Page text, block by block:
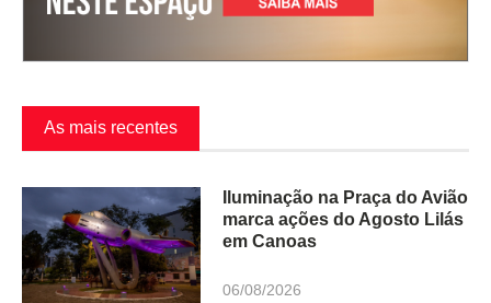
As mais recentes
Iluminação na Praça do Avião
marca ações do Agosto Lilás
em Canoas
06/08/2026